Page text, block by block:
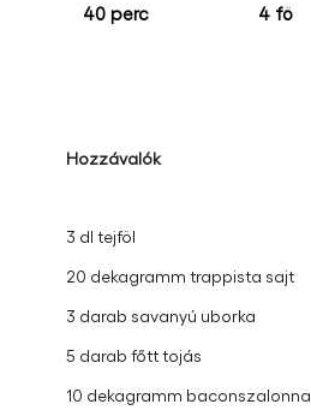
40 perc 4 fő
Hozzávalók
3 dl tejföl
20 dekagramm trappista sajt
3 darab savanyú uborka
5 darab főtt tojás
10 dekagramm baconszalonna